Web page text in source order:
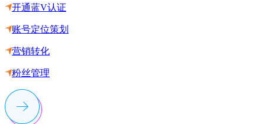
开通蓝V认证
账号定位策划
营销转化
粉丝管理